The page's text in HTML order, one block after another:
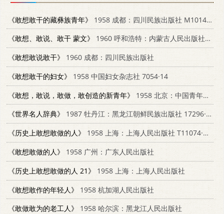
《敢想敢干的藏彝族青年》
1958 成都：四川民族出版社 M10140·7
《敢想、敢说、敢干 蒙文》
1960 呼和浩特：内蒙古人民出版社 M3089·148
《敢想敢说敢干》
1960 成都：四川民族出版社
《敢想敢干的妇女》
1958 中国妇女杂志社 7054·14
《敢想，敢说，敢做，敢创造的新青年》
1958 北京：中国青年出版社 7009·116
《世界名人辞典》
1987 牡丹江：黑龙江朝鲜民族出版社 17296·19
《历史上敢想敢做的人》
1958 上海：上海人民出版社 T11074·151
《敢想敢做的人》
1958 广州：广东人民出版社
《历史上敢想敢做的人 21》
1958 上海：上海人民出版社
《敢想敢作的年轻人》
1958 杭加湖人民出版社
《敢做敢为的老工人》
1958 哈尔滨：黑龙江人民出版社